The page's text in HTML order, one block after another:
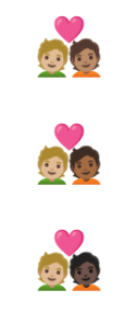
🧑🏼‍❤️‍🧑🏽
🧑🏼‍❤️‍🧑🏾
🧑🏼‍❤️‍🧑🏿